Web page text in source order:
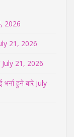
2026
21, 2026
July 21, 2026
हुने बारे July